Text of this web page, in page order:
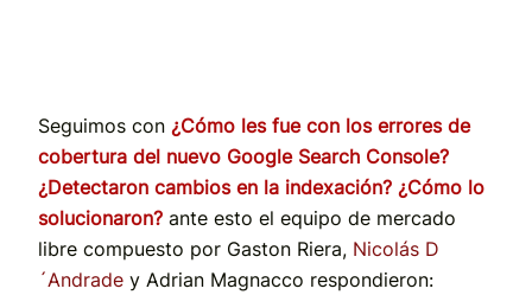
Seguimos con ¿Cómo les fue con los errores de
cobertura del nuevo Google Search Console?
¿Detectaron cambios en la indexación? ¿Cómo lo
solucionaron? ante esto el equipo de mercado
libre compuesto por Gaston Riera, Nicolás D
´Andrade y Adrian Magnacco respondieron: